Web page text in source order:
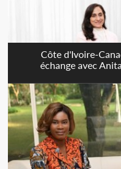
Côte d'Ivoire-
échange avec